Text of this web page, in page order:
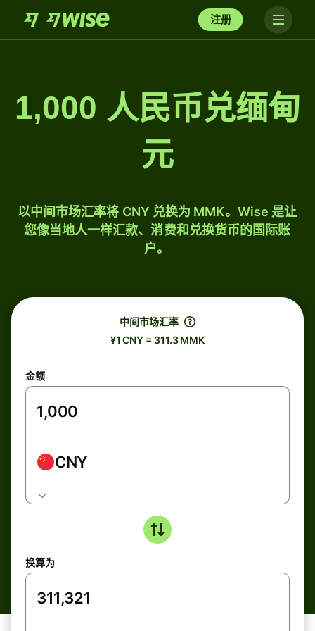
注册
1,000 人民币兑缅甸
元
以中间市场汇率将 CNY 兑换为 MMK。Wise 是让
您像当地人一样汇款、消费和兑换货币的国际账
户。
中间市场汇率
¥1 CNY = 311.3 MMK
金额
CNY
换算为